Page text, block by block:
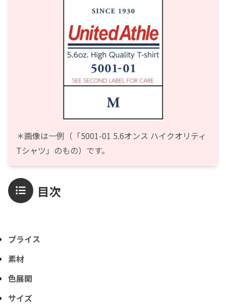
＊画像は一例（「5001-01 5.6オンス ハイクオリティ
Tシャツ」のもの）です。
目次
プライス
素材
色展開
サイズ